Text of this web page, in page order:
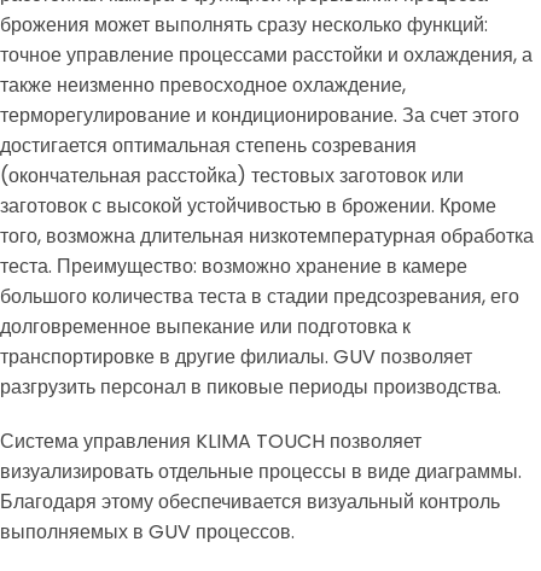
брожения может выполнять сразу несколько функций:
точное управление процессами расстойки и охлаждения, а
также неизменно превосходное охлаждение,
терморегулирование и кондиционирование. За счет этого
достигается оптимальная степень созревания
(окончательная расстойка) тестовых заготовок или
заготовок с высокой устойчивостью в брожении. Кроме
того, возможна длительная низкотемпературная обработка
теста. Преимущество: возможно хранение в камере
большого количества теста в стадии предсозревания, его
долговременное выпекание или подготовка к
транспортировке в другие филиалы. GUV позволяет
разгрузить персонал в пиковые периоды производства.
Система управления KLIMA TOUCH позволяет
визуализировать отдельные процессы в виде диаграммы.
Благодаря этому обеспечивается визуальный контроль
выполняемых в GUV процессов.